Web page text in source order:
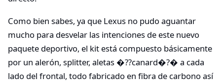
Como bien sabes, ya que Lexus no pudo aguantar
mucho para desvelar las intenciones de este nuevo
paquete deportivo, el kit está compuesto básicamente
por un alerón, splitter, aletas �??canard�?� a cada
lado del frontal, todo fabricado en fibra de carbono así